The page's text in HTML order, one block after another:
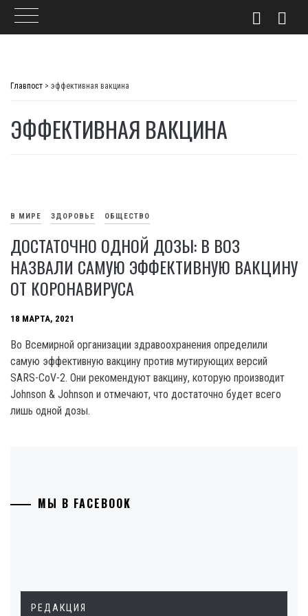
Главпост > эффективная вакцина
ЭФФЕКТИВНАЯ ВАКЦИНА
В МИРЕ ЗДОРОВЬЕ ОБЩЕСТВО
ДОСТАТОЧНО ОДНОЙ ДОЗЫ: В ВОЗ
НАЗВАЛИ САМУЮ ЭФФЕКТИВНУЮ ВАКЦИНУ
ОТ КОРОНАВИРУСА
18 МАРТА, 2021
Во Всемирной организации здравоохранения определили
самую эффективную вакцину против мутирующих версий
SARS-CoV-2. Они рекомендуют вакцину, которую производит
Johnson & Johnson и отмечают, что достаточно будет всего
лишь одной дозы.
МЫ В FACEBOOK
РЕДАКЦИЯ